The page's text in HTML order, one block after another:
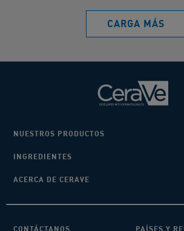
CARGA MÁS
NUESTROS PRODUCTOS
INGREDIENTES
ACERCA DE CERAVE
CONTÁCTANOS PAÍSES Y